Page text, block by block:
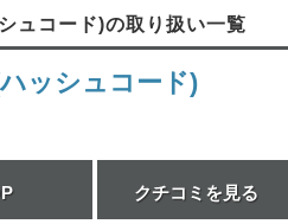
ュコード)の取り扱い一覧
ッシュコード)
クチコミを見る